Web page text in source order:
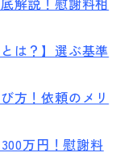
は？】選ぶ基準
方！依頼のメリ
万円！慰謝料